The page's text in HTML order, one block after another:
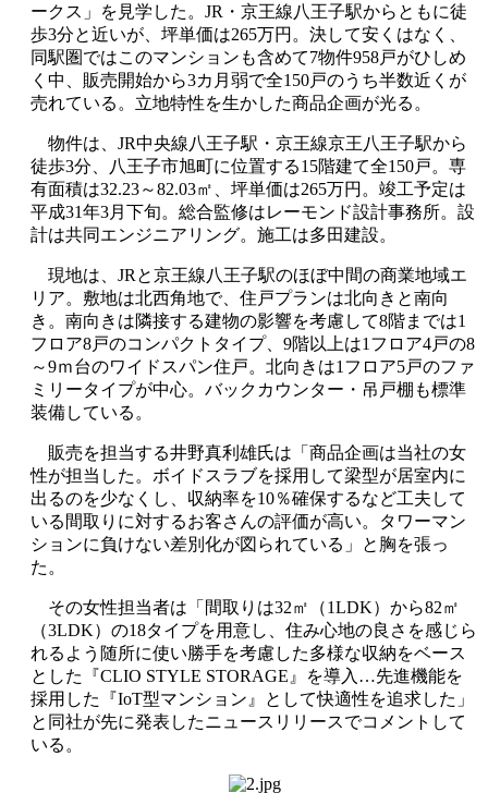
ークス」を見学した。JR・京王線八王子駅からともに徒
歩3分と近いが、坪単価は265万円。決して安くはなく、
同駅圏ではこのマンションも含めて7物件958戸がひしめ
く中、販売開始から3カ月弱で全150戸のうち半数近くが
売れている。立地特性を生かした商品企画が光る。
物件は、JR中央線八王子駅・京王線京王八王子駅から
徒歩3分、八王子市旭町に位置する15階建て全150戸。専
有面積は32.23～82.03㎡、坪単価は265万円。竣工予定は
平成31年3月下旬。総合監修はレーモンド設計事務所。設
計は共同エンジニアリング。施工は多田建設。
現地は、JRと京王線八王子駅のほぼ中間の商業地域エ
リア。敷地は北西角地で、住戸プランは北向きと南向
き。南向きは隣接する建物の影響を考慮して8階までは1
フロア8戸のコンパクトタイプ、9階以上は1フロア4戸の8
～9ｍ台のワイドスパン住戸。北向きは1フロア5戸のファ
ミリータイプが中心。バックカウンター・吊戸棚も標準
装備している。
販売を担当する井野真利雄氏は「商品企画は当社の女
性が担当した。ボイドスラブを採用して梁型が居室内に
出るのを少なくし、収納率を10％確保するなど工夫して
いる間取りに対するお客さんの評価が高い。タワーマン
ションに負けない差別化が図られている」と胸を張っ
た。
その女性担当者は「間取りは32㎡（1LDK）から82㎡
（3LDK）の18タイプを用意し、住み心地の良さを感じら
れるよう随所に使い勝手を考慮した多様な収納をベース
とした『CLIO STYLE STORAGE』を導入…先進機能を
採用した『IoT型マンション』として快適性を追求した」
と同社が先に発表したニュースリリースでコメントして
いる。